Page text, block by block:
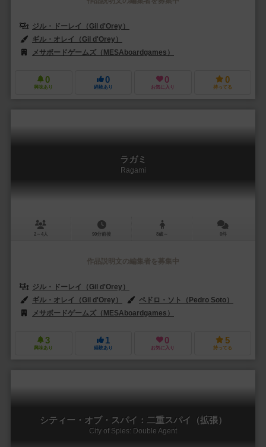
ジル・ドーレイ（Gil d'Orey）
ギル・オレイ（Gil d'Orey）
メサボードゲームズ（MESAboardgames）
0
興味あり
0
経験あり
0
お気に入り
0
持ってる
ラガミ
Ragami
2～4人 90分前後 8歳～ 0件
作品説明文の編集者を募集中
ジル・ドーレイ（Gil d'Orey）
ギル・オレイ（Gil d'Orey）
ペドロ・ソト（Pedro Soto）
メサボードゲームズ（MESAboardgames）
3
興味あり
1
経験あり
0
お気に入り
5
持ってる
シティー・オブ・スパイ：二重スパイ（拡張）
City of Spies: Double Agent